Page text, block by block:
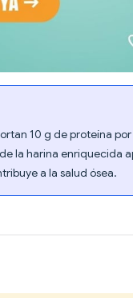
10 g de proteína
la harina enriquecida
a la salud ósea.